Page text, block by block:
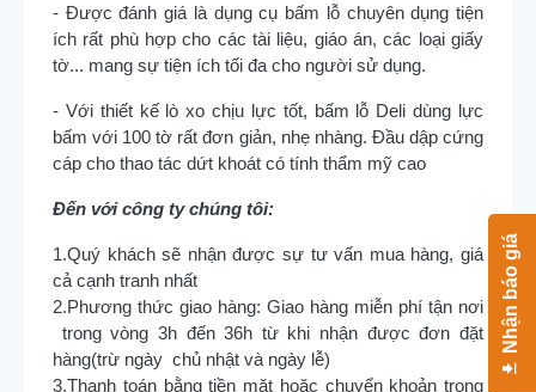
- Được đánh giá là dụng cụ bấm lỗ chuyên dụng tiện
ích rất phù hợp cho các tài liệu, giáo án, các loại giấy
tờ... mang sự tiện ích tối đa cho người sử dụng.
- Với thiết kế lò xo chịu lực tốt, bấm lỗ Deli dùng lực
bấm với 100 tờ rất đơn giản, nhẹ nhàng. Đầu dập cứng
cáp cho thao tác dứt khoát có tính thẩm mỹ cao
Đến với công ty chúng tôi:
1.Quý khách sẽ nhận được sự tư vấn mua hàng, giá
cả cạnh tranh nhất
2.Phương thức giao hàng: Giao hàng miễn phí tận nơi
trong vòng 3h đến 36h từ khi nhận được đơn đặt
hàng(trừ ngày chủ nhật và ngày lễ)
3.Thanh toán bằng tiền mặt hoặc chuyển khoản trong
Nhận báo giá